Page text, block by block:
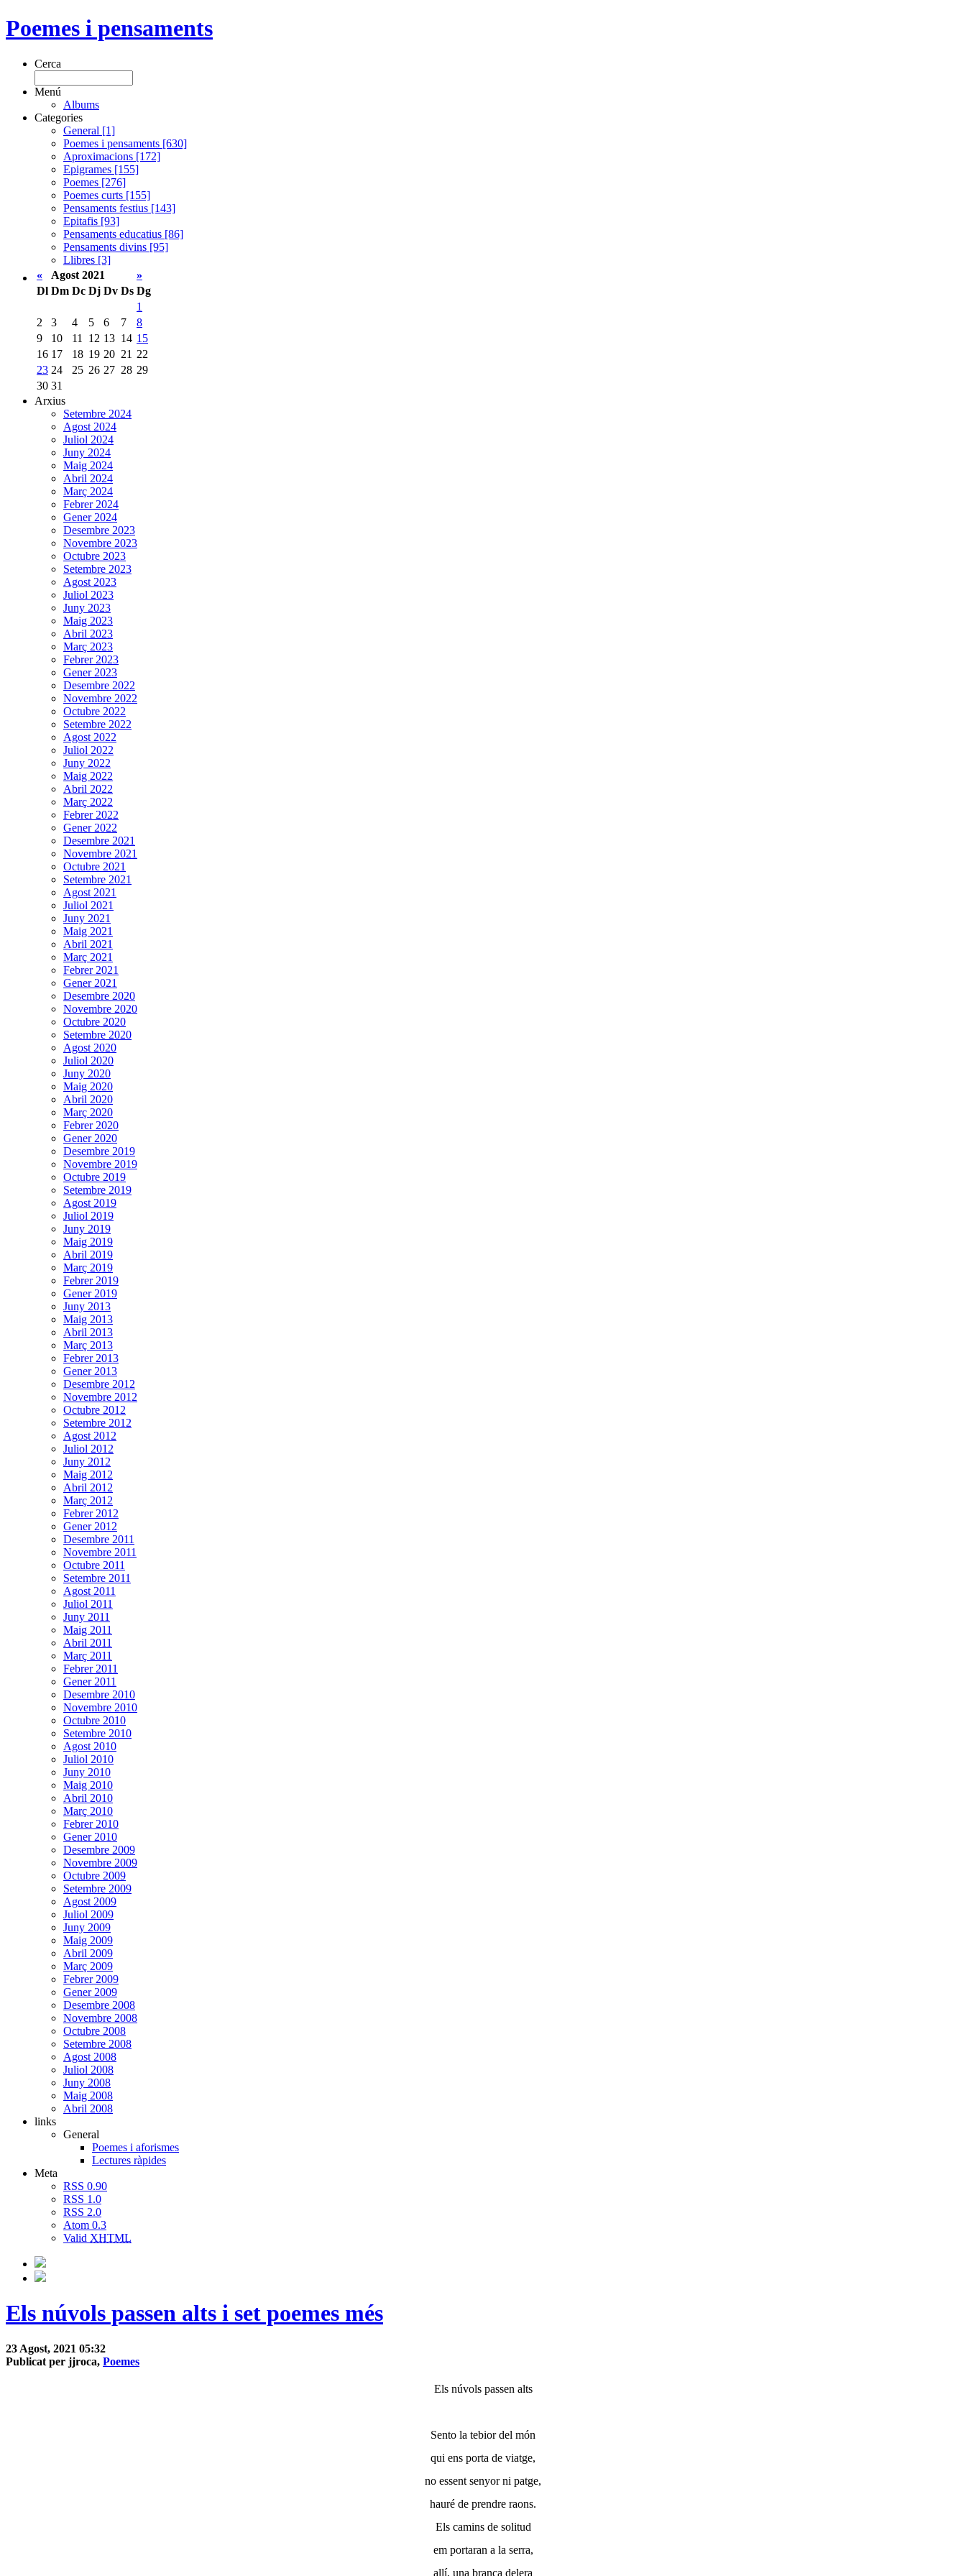
Poemes i pensaments
Cerca
Menú
Albums
Categories
General [1]
Poemes i pensaments [630]
Aproximacions [172]
Epigrames [155]
Poemes [276]
Poemes curts [155]
Pensaments festius [143]
Epitafis [93]
Pensaments educatius [86]
Pensaments divins [95]
Llibres [3]
«
Agost 2021
»
Dl Dm Dc Dj Dv Ds Dg
1
2
3 4 5 6 7
8
9
10 11 12 13 14 15
16 17 18 19 20 21 22
23 24 25 26 27 28 29
30 31
Arxius
Setembre 2024
Agost 2024
Juliol 2024
Juny 2024
Maig 2024
Abril 2024
Març 2024
Febrer 2024
Gener 2024
Desembre 2023
Novembre 2023
Octubre 2023
Setembre 2023
Agost 2023
Juliol 2023
Juny 2023
Maig 2023
Abril 2023
Març 2023
Febrer 2023
Gener 2023
Desembre 2022
Novembre 2022
Octubre 2022
Setembre 2022
Agost 2022
Juliol 2022
Juny 2022
Maig 2022
Abril 2022
Març 2022
Febrer 2022
Gener 2022
Desembre 2021
Novembre 2021
Octubre 2021
Setembre 2021
Agost 2021
Juliol 2021
Juny 2021
Maig 2021
Abril 2021
Març 2021
Febrer 2021
Gener 2021
Desembre 2020
Novembre 2020
Octubre 2020
Setembre 2020
Agost 2020
Juliol 2020
Juny 2020
Maig 2020
Abril 2020
Març 2020
Febrer 2020
Gener 2020
Desembre 2019
Novembre 2019
Octubre 2019
Setembre 2019
Agost 2019
Juliol 2019
Juny 2019
Maig 2019
Abril 2019
Març 2019
Febrer 2019
Gener 2019
Juny 2013
Maig 2013
Abril 2013
Març 2013
Febrer 2013
Gener 2013
Desembre 2012
Novembre 2012
Octubre 2012
Setembre 2012
Agost 2012
Juliol 2012
Juny 2012
Maig 2012
Abril 2012
Març 2012
Febrer 2012
Gener 2012
Desembre 2011
Novembre 2011
Octubre 2011
Setembre 2011
Agost 2011
Juliol 2011
Juny 2011
Maig 2011
Abril 2011
Març 2011
Febrer 2011
Gener 2011
Desembre 2010
Novembre 2010
Octubre 2010
Setembre 2010
Agost 2010
Juliol 2010
Juny 2010
Maig 2010
Abril 2010
Març 2010
Febrer 2010
Gener 2010
Desembre 2009
Novembre 2009
Octubre 2009
Setembre 2009
Agost 2009
Juliol 2009
Juny 2009
Maig 2009
Abril 2009
Març 2009
Febrer 2009
Gener 2009
Desembre 2008
Novembre 2008
Octubre 2008
Setembre 2008
Agost 2008
Juliol 2008
Juny 2008
Maig 2008
Abril 2008
links
General
Poemes i aforismes
Lectures ràpides
Meta
RSS 0.90
RSS 1.0
RSS 2.0
Atom 0.3
Valid XHTML
Els núvols passen alts i set poemes més
23 Agost, 2021 05:32
Publicat per jjroca, Poemes
Els núvols passen alts
Sento la tebior del món
qui ens porta de viatge,
no essent senyor ni patge,
hauré de prendre raons.
Els camins de solitud
em portaran a la serra,
allí, una branca delera